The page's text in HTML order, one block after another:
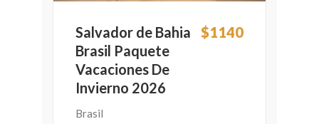
Salvador de Bahia
Brasil Paquete
Vacaciones De
Invierno 2026
$1140
Brasil